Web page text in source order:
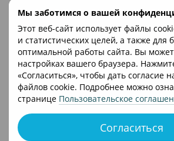
Мы заботимся о вашей
Этот веб-сайт использует файлы
и статистических целей, а также для
оптимальной работы сайта. Вы
настройках вашего браузера.
«Согласиться», чтобы дать согласие
файлов cookie. Подробнее можно
странице Пользовательское
Согласиться
В корзину
сиденья
со
кожа
В